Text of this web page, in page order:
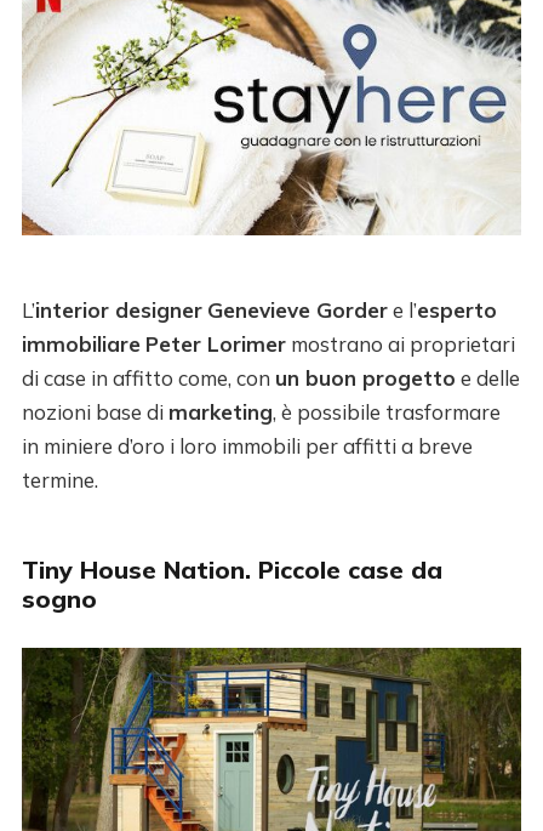
L’interior designer Genevieve Gordere l’esperto
immobiliare Peter Lorimermostrano ai proprietari
di case in affitto come, con un buon progetto e delle
nozioni base di marketing, è possibile trasformare
in miniere d’oro i loro immobili per affitti a breve
termine.
Tiny House Nation. Piccole case da
sogno